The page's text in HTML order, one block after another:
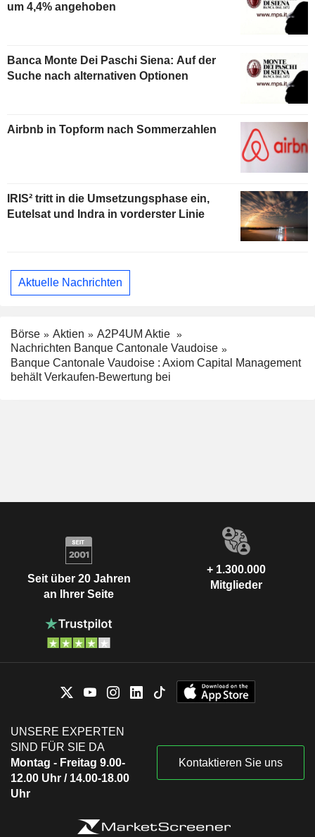
um 4,4% angehoben
Banca Monte Dei Paschi Siena: Auf der
Suche nach alternativen Optionen
Airbnb in Topform nach Sommerzahlen
IRIS² tritt in die Umsetzungsphase ein,
Eutelsat und Indra in vorderster Linie
Aktuelle Nachrichten
Börse Aktien
A2P4UM Aktie
Nachrichten Banque Cantonale Vaudoise
Banque Cantonale Vaudoise : Axiom Capital Management
behält Verkaufen-Bewertung bei
Seit über 20 Jahren
an Ihrer Seite
+ 1.300.000
Mitglieder
UNSERE EXPERTEN
SIND FÜR SIE DA
Montag - Freitag 9.00-
12.00 Uhr / 14.00-18.00
Uhr
Kontaktieren Sie uns